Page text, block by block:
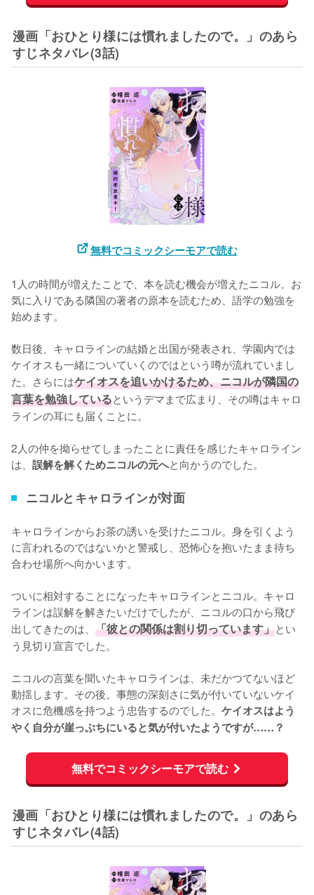
漫画「おひとり様には慣れましたので。」のあら
すじネタバレ(3話)
無料でコミックシーモアで読む
1人の時間が増えたことで、本を読む機会が増えたニコル。お
気に入りである隣国の著者の原本を読むため、語学の勉強を
始めます。
数日後、キャロラインの結婚と出国が発表され、学園内では
ケイオスも一緒についていくのではという噂が流れていまし
た。さらにはケイオスを追いかけるため、ニコルが隣国の
言葉を勉強しているというデマまで広まり、その噂はキャロ
ラインの耳にも届くことに。
2人の仲を拗らせてしまったことに責任を感じたキャロライン
は、 誤解を解くためニコルの元へと向かうのでした。
ニコルとキャロラインが対面
キャロラインからお茶の誘いを受けたニコル。身を引くよう
に言われるのではないかと警戒し、恐怖心を抱いたまま待ち
合わせ場所へ向かいます。
ついに相対することになったキャロラインとニコル。キャロ
ラインは誤解を解きたいだけでしたが、ニコルの口から飛び
出してきたのは、 「彼との関係は割り切っています」とい
う見切り宣言でした。
ニコルの言葉を聞いたキャロラインは、未だかつてないほど
動揺します。その後。事態の深刻さに気が付いていないケイ
オスに危機感を持つよう忠告するのでした。 ケイオスはよう
やく自分が崖っぷちにいると気が付いたようですが……？
無料でコミックシーモアで読む
漫画「おひとり様には慣れましたので。」のあら
すじネタバレ(4話)